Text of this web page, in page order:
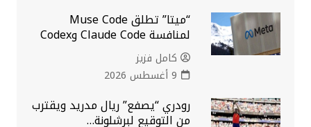
“ميتا” تطلق Muse Code
لمنافسة Claude Code وCodex
كامل فزيز
9 أغسطس 2026
رودري “يصفع” ريال مدريد ويقترب
من التوقيع لبرشلونة…